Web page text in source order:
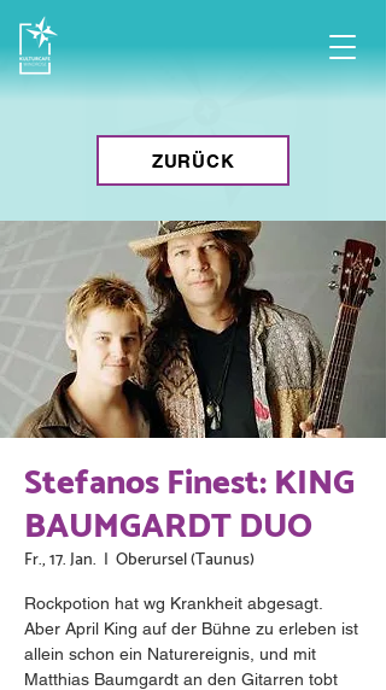
ZURÜCK
Stefanos Finest: KING
BAUMGARDT DUO
Fr., 17. Jan.
  |
Oberursel (Taunus)
Rockpotion hat wg Krankheit abgesagt.
Aber April King auf der Bühne zu erleben ist
allein schon ein Naturereignis, und mit
Matthias Baumgardt an den Gitarren tobt